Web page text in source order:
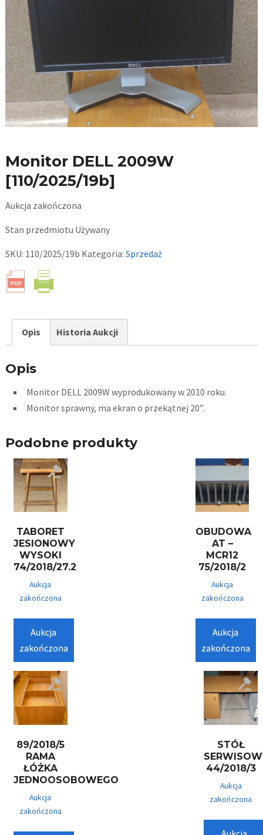
Monitor DELL 2009W
[110/2025/19b]
Aukcja zakończona
Stan przedmiotu Używany
SKU: 110/2025/19b Kategoria: Sprzedaż
Opis Historia Aukcji
Opis
Monitor DELL 2009W wyprodukowany w 2010 roku.
Monitor sprawny, ma ekran o przekątnej 20”.
Podobne produkty
TABORET
JESIONOWY
WYSOKI
74/2018/27.2
Aukcja
zakończona
Aukcja
zakończona
OBUDOWA
AT –
MCR12
75/2018/2
Aukcja
zakończona
Aukcja
zakończona
89/2018/5
RAMA
ŁÓŻKA
JEDNOOSOBOWEGO
Aukcja
zakończona
STÓŁ
44/2018/3
Aukcja
zakończona